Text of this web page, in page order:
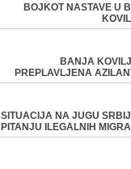
BOJKOT NASTAVE U
BANJA
PREPLAVLJENA
SITUACIJA NA JUGU
PITANJU ILEGALNIH